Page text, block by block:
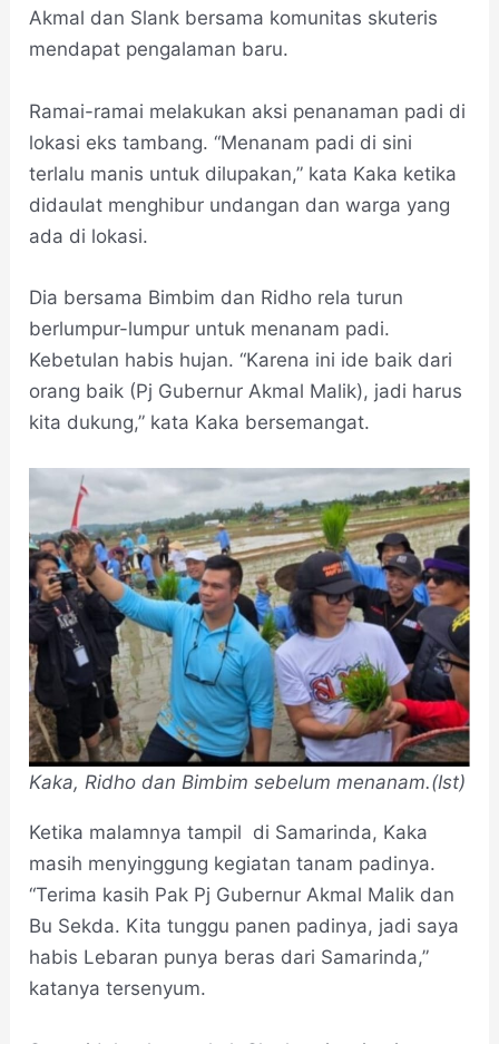
Akmal dan Slank bersama komunitas skuteris
mendapat pengalaman baru.
Ramai-ramai melakukan aksi penanaman padi di
lokasi eks tambang. “Menanam padi di sini
terlalu manis untuk dilupakan,” kata Kaka ketika
didaulat menghibur undangan dan warga yang
ada di lokasi.
Dia bersama Bimbim dan Ridho rela turun
berlumpur-lumpur untuk menanam padi.
Kebetulan habis hujan. “Karena ini ide baik dari
orang baik (Pj Gubernur Akmal Malik), jadi harus
kita dukung,” kata Kaka bersemangat.
Kaka, Ridho dan Bimbim sebelum menanam.(Ist)
Ketika malamnya tampil di Samarinda, Kaka
masih menyinggung kegiatan tanam padinya.
“Terima kasih Pak Pj Gubernur Akmal Malik dan
Bu Sekda. Kita tunggu panen padinya, jadi saya
habis Lebaran punya beras dari Samarinda,”
katanya tersenyum.